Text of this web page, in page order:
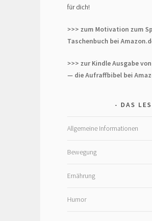
für dich!
>>> zum Motivation zum
Taschenbuch bei
>>> zur Kindle Ausgabe
— die Aufraffbibel bei
DAS
Allgemeine Informationen
Bewegung
Ernährung
Humor